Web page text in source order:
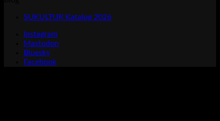
SUKULTUR Katalog 2026
Instagram
Mastodon
Bluesky
Facebook